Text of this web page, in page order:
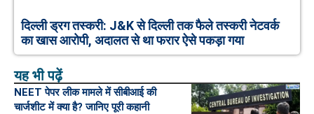
दिल्ली ड्रग तस्करी: J&K से दिल्ली तक फैले तस्करी नेटवर्क
का खास आरोपी, अदालत से था फरार ऐसे पकड़ा गया
यह भी पढ़ें
NEET पेपर लीक मामले में सीबीआई की
चार्जशीट में क्या है? जानिए पूरी कहानी